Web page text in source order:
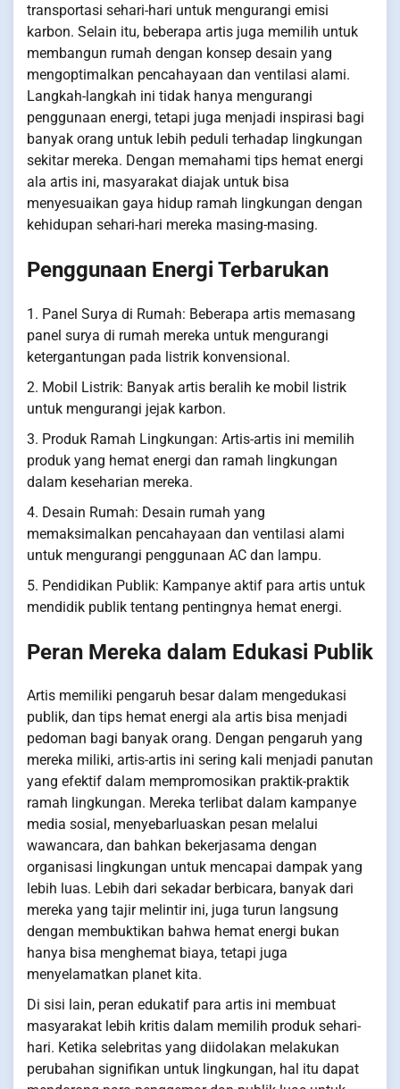
transportasi sehari-hari untuk mengurangi emisi
karbon. Selain itu, beberapa artis juga memilih untuk
membangun rumah dengan konsep desain yang
mengoptimalkan pencahayaan dan ventilasi alami.
Langkah-langkah ini tidak hanya mengurangi
penggunaan energi, tetapi juga menjadi inspirasi bagi
banyak orang untuk lebih peduli terhadap lingkungan
sekitar mereka. Dengan memahami tips hemat energi
ala artis ini, masyarakat diajak untuk bisa
menyesuaikan gaya hidup ramah lingkungan dengan
kehidupan sehari-hari mereka masing-masing.
Penggunaan Energi Terbarukan
1. Panel Surya di Rumah: Beberapa artis memasang
panel surya di rumah mereka untuk mengurangi
ketergantungan pada listrik konvensional.
2. Mobil Listrik: Banyak artis beralih ke mobil listrik
untuk mengurangi jejak karbon.
3. Produk Ramah Lingkungan: Artis-artis ini memilih
produk yang hemat energi dan ramah lingkungan
dalam keseharian mereka.
4. Desain Rumah: Desain rumah yang
memaksimalkan pencahayaan dan ventilasi alami
untuk mengurangi penggunaan AC dan lampu.
5. Pendidikan Publik: Kampanye aktif para artis untuk
mendidik publik tentang pentingnya hemat energi.
Peran Mereka dalam Edukasi Publik
Artis memiliki pengaruh besar dalam mengedukasi
publik, dan tips hemat energi ala artis bisa menjadi
pedoman bagi banyak orang. Dengan pengaruh yang
mereka miliki, artis-artis ini sering kali menjadi panutan
yang efektif dalam mempromosikan praktik-praktik
ramah lingkungan. Mereka terlibat dalam kampanye
media sosial, menyebarluaskan pesan melalui
wawancara, dan bahkan bekerjasama dengan
organisasi lingkungan untuk mencapai dampak yang
lebih luas. Lebih dari sekadar berbicara, banyak dari
mereka yang tajir melintir ini, juga turun langsung
dengan membuktikan bahwa hemat energi bukan
hanya bisa menghemat biaya, tetapi juga
menyelamatkan planet kita.
Di sisi lain, peran edukatif para artis ini membuat
masyarakat lebih kritis dalam memilih produk sehari-
hari. Ketika selebritas yang diidolakan melakukan
perubahan signifikan untuk lingkungan, hal itu dapat